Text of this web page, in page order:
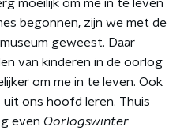
moeilijk om me in te leven
begonnen, zijn we met de
geweest. Daar
van kinderen in de oorlog
om me in te leven. Ook
ons hoofd leren. Thuis
even Oorlogswinter